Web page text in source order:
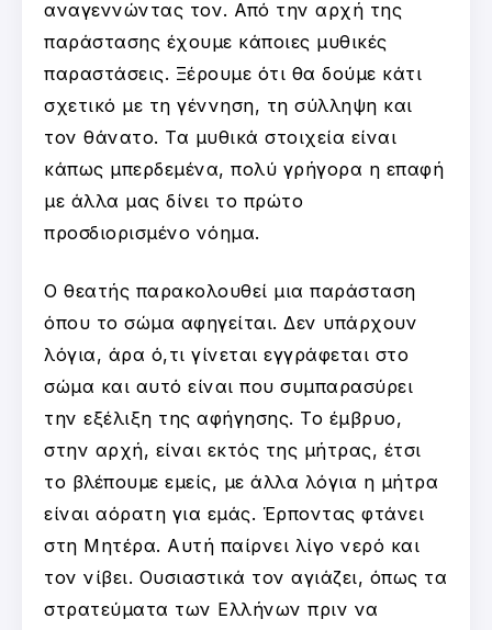
αναγεννώντας τον. Από την αρχή της
παράστασης έχουμε κάποιες μυθικές
παραστάσεις. Ξέρουμε ότι θα δούμε κάτι
σχετικό με τη γέννηση, τη σύλληψη και
τον θάνατο. Τα μυθικά στοιχεία είναι
κάπως μπερδεμένα, πολύ γρήγορα η επαφή
με άλλα μας δίνει το πρώτο
προσδιορισμένο νόημα.
Ο θεατής παρακολουθεί μια παράσταση
όπου το σώμα αφηγείται. Δεν υπάρχουν
λόγια, άρα ό,τι γίνεται εγγράφεται στο
σώμα και αυτό είναι που συμπαρασύρει
την εξέλιξη της αφήγησης. Το έμβρυο,
στην αρχή, είναι εκτός της μήτρας, έτσι
το βλέπουμε εμείς, με άλλα λόγια η μήτρα
είναι αόρατη για εμάς. Έρποντας φτάνει
στη Μητέρα. Αυτή παίρνει λίγο νερό και
τον νίβει. Ουσιαστικά τον αγιάζει, όπως τα
στρατεύματα των Ελλήνων πριν να